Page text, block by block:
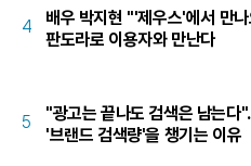
4
배우 박지현 "'제우스'에서 만
판도라로 이용자와 만난다
5
"광고는 끝나도 검색은 남는
'브랜드 검색량'을 챙기는 이유